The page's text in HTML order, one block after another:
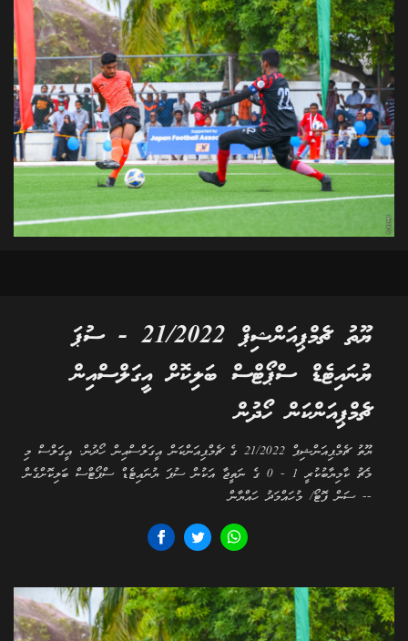
ޔޫތު ޗެމްޕިއަންޝިޕް 21/2022 - ސުޕަ
ޔުނައިޓެޑް ސްޕޯޓްސް ބަލިކޮށް އީގަލްސްއިން
ޗެމްޕިއަންކަން ހޯދުން
ޔޫތު ޗެމްޕިއަންޝިޕް 21/2022 ގެ ޗެމްޕިއަންކަން އީގަލްސްއިން ހޯދުން. އީގަލްސް މި
މެޗު ކާމިޔާބުކުރީ 1 - 0 ގެ ނަތީޖާ އަކުން ސުޕަ ޔުނައިޓެޑް ސްޕޯޓްސް ބަލިކޮށްގެން
-- ސަން ފޮޓޯ/ މުހައްމަދު ހައްޔާން